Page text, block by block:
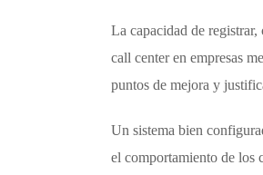
La capacidad de
call centeren empresas
puntos de mejora y
Un sistema bien
el comportamiento de los